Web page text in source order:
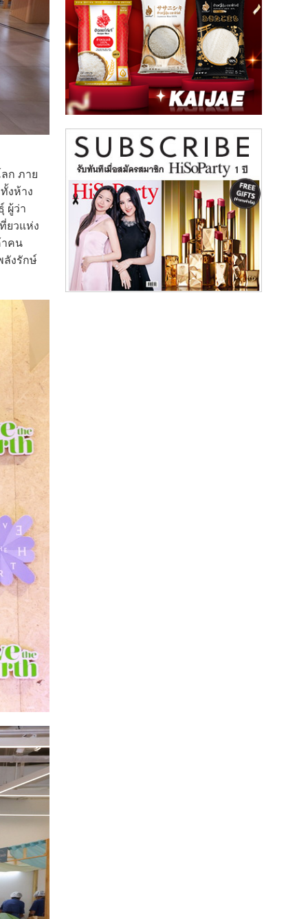
ก ภาย
งห้าง
ผู้ว่า
ยวแห่ง
าคน
ลังรักษ์